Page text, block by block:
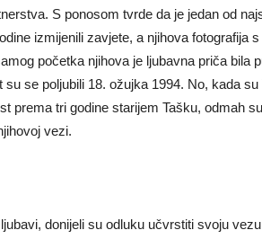
S ponosom tvrde da je jedan od
izmijenili zavjete, a njihova fotografija
početka njihova je ljubavna priča bila
se poljubili 18. ožujka 1994. No, kada
prema tri godine starijem Tašku, odmah
vezi.
donijeli su odluku učvrstiti svoju